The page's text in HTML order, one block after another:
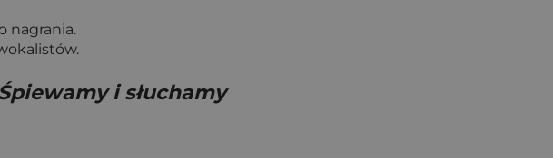
nagrania.
i słuchamy